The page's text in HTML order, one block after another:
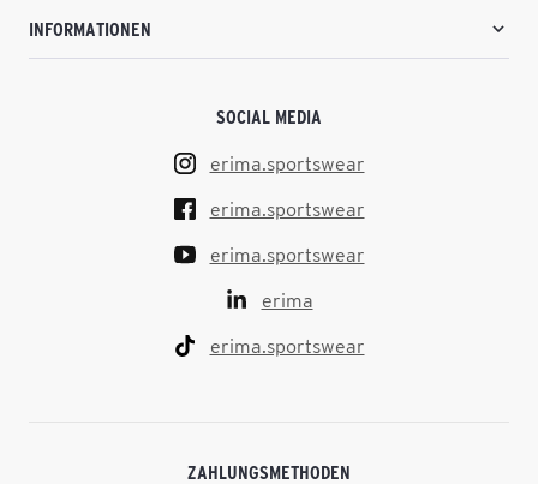
INFORMATIONEN
SOCIAL MEDIA
erima.sportswear
erima.sportswear
erima.sportswear
erima
erima.sportswear
ZAHLUNGSMETHODEN